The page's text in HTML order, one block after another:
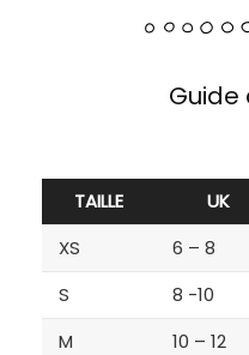
Guide
TAILLE UK
XS
6 – 8
S
8 -10
M
10 – 12